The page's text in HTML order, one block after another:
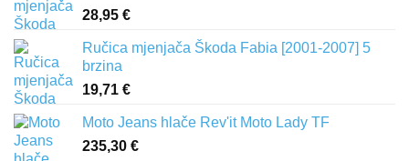
28,95 €
Ručica mjenjača Škoda Fabia [2001-2007] 5
brzina
19,71 €
Moto Jeans hlače Rev'it Moto Lady TF
235,30 €